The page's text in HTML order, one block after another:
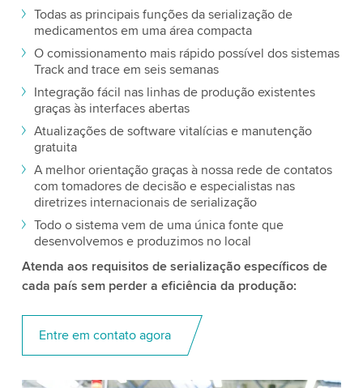
Todas as principais funções da serialização de
medicamentos em uma área compacta
O comissionamento mais rápido possível dos sistemas
Track and trace em seis semanas
Integração fácil nas linhas de produção existentes
graças às interfaces abertas
Atualizações de software vitalícias e manutenção
gratuita
A melhor orientação graças à nossa rede de contatos
com tomadores de decisão e especialistas nas
diretrizes internacionais de serialização
Todo o sistema vem de uma única fonte que
desenvolvemos e produzimos no local
Atenda aos requisitos de serialização específicos de
cada país sem perder a eficiência da produção:
Entre em contato agora